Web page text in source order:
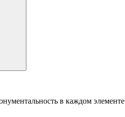
в каждом элементе